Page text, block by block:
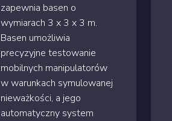
zapewnia basen o
wymiarach 3 x 3 x 3 m.
Basen umożliwia
precyzyjne testowanie
mobilnych manipulatorów
w warunkach symulowanej
nieważkości, a jego
automatyczny system